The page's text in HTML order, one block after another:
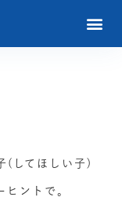
(してほしい子)
ントで。